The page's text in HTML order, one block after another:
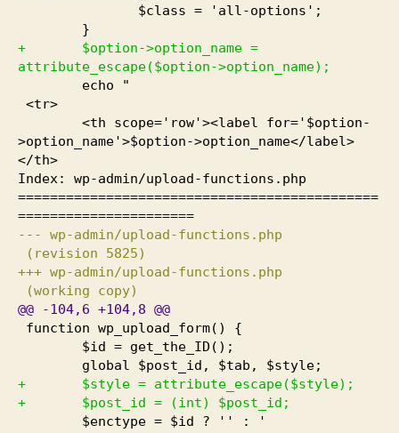
$class = 'all-options';
}
+ $option->option_name =
attribute_escape($option->option_name) ;
echo "
<tr>
<th scope='row'><label for='$option-
>option_name'>$option->option_name</label>
</th>
Index: wp-admin/upload-functions.php
=============================================
======================
--- wp-admin/upload-functions.php
( revision 5825)
+++ wp-admin/upload-functions.php
(working copy)
@@
-104, 6 +104, 8 @@
function wp_upload_form( )
{
$id = get_the_ID ( ) ;
global $post_id, $tab, $style;
+ $style = attribute_escape($style) ;
+ $post_id =
(int)
$post_id;
$enctype = $id ? '' : '